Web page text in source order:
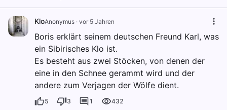
KloAnonymus · vor 5 Jahren
Boris erklärt seinem deutschen Freund Karl, was
ein Sibirisches Klo ist.
Es besteht aus zwei Stöcken, von denen der
eine in den Schnee gerammt wird und der
andere zum Verjagen der Wölfe dient.
5 3 1 432